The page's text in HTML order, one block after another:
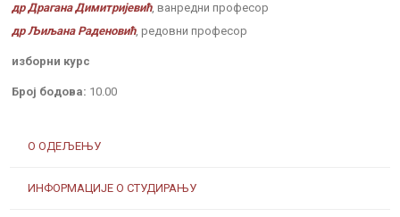
О ОДЕЉЕЊУ
ИНФОРМАЦИЈЕ О СТУДИРАЊУ
др Драгана Димитријевић, ванредни професор
др Љиљана Раденовић, редовни професор
изборни курс
Број бодова: 10.00